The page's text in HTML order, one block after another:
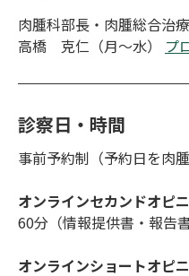
肉腫科部長・肉腫総合治
高橋 克仁（月～水） プ
診察日・時間
事前予約制（予約日を肉
オンラインセカンドオピ
60分（情報提供書・報告
オンラインショートオピ